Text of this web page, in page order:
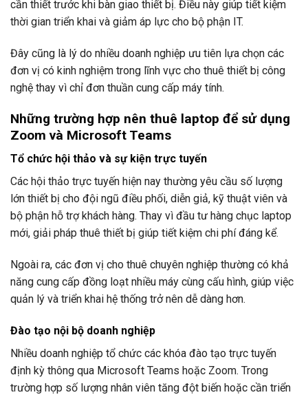
cần thiết trước khi bàn giao thiết bị. Điều này giúp tiết kiệm
thời gian triển khai và giảm áp lực cho bộ phận IT.
Đây cũng là lý do nhiều doanh nghiệp ưu tiên lựa chọn các
đơn vị có kinh nghiệm trong lĩnh vực cho thuê thiết bị công
nghệ thay vì chỉ đơn thuần cung cấp máy tính.
Những trường hợp nên thuê laptop để sử dụng
Zoom và Microsoft Teams
Tổ chức hội thảo và sự kiện trực tuyến
Các hội thảo trực tuyến hiện nay thường yêu cầu số lượng
lớn thiết bị cho đội ngũ điều phối, diễn giả, kỹ thuật viên và
bộ phận hỗ trợ khách hàng. Thay vì đầu tư hàng chục laptop
mới, giải pháp thuê thiết bị giúp tiết kiệm chi phí đáng kể.
Ngoài ra, các đơn vị cho thuê chuyên nghiệp thường có khả
năng cung cấp đồng loạt nhiều máy cùng cấu hình, giúp việc
quản lý và triển khai hệ thống trở nên dễ dàng hơn.
Đào tạo nội bộ doanh nghiệp
Nhiều doanh nghiệp tổ chức các khóa đào tạo trực tuyến
định kỳ thông qua Microsoft Teams hoặc Zoom. Trong
trường hợp số lượng nhân viên tăng đột biến hoặc cần triển